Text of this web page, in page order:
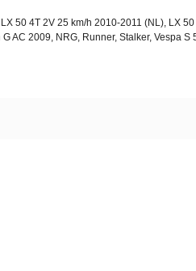
50 4T 2V 25 km/h 2010-2011 (NL), LX
AC 2009, NRG, Runner, Stalker, Vespa